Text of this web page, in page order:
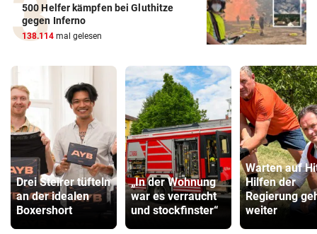
500 Helfer kämpfen bei Gluthitze
gegen Inferno
138.114 mal gelesen
Drei Steirer tüfteln
an der idealen
Boxershort
„In der Wohnung
war es verraucht
und stockfinster“
Warten auf
Hilfen der
Regierung
weiter